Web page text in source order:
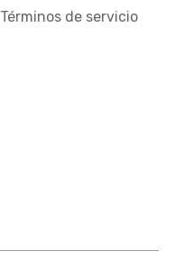
Términos de servicio